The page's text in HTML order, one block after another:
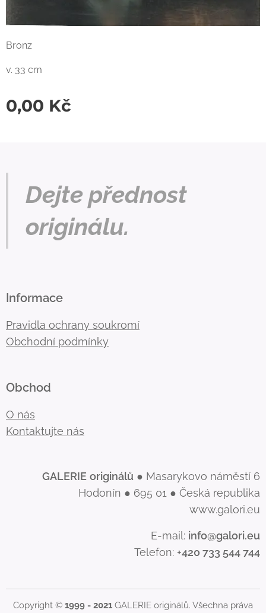
Bronz
v. 33 cm
0,00 Kč
Dejte přednost
originálu.
Informace
Pravidla ochrany soukromí
Obchodní podmínky
Obchod
O nás
Kontaktujte nás
GALERIE originálů ● Masarykovo náměstí 6
Hodonín ● 695 01 ● Česká republika
www.galori.eu
E-mail: info@galori.eu
Telefon: +420 733 544 744
Copyright © 1999 - 2021 GALERIE originálů. Všechna práva